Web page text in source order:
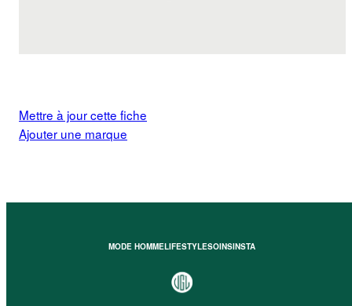
Mettre à jour cette fiche
Ajouter une marque
MODE HOMMELIFESTYLESOINSINSTA